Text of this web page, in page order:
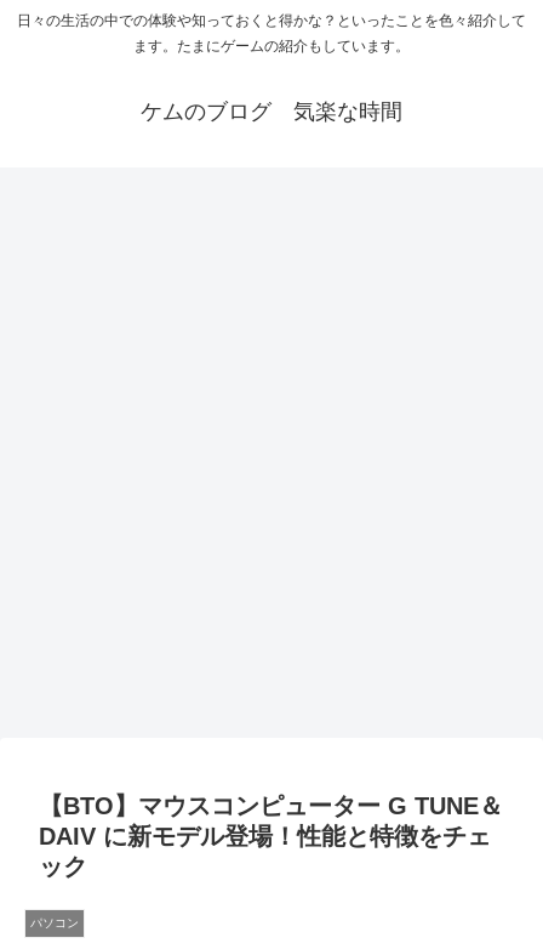
日々の生活の中での体験や知っておくと得かな？といったことを色々紹介して
ます。たまにゲームの紹介もしています。
ケムのブログ 気楽な時間
【BTO】マウスコンピューター G TUNE＆
DAIV に新モデル登場！性能と特徴をチェ
ック
パソコン